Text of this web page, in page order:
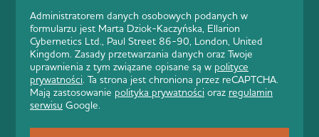
Administratorem danych osobowych podanych w
formularzu jest Marta Dziok-Kaczyńska, Ellarion
Cybernetics Ltd., Paul Street 86-90, London, United
Kingdom. Zasady przetwarzania danych oraz Twoje
uprawnienia z tym związane opisane są w polityce
prywatności. Ta strona jest chroniona przez reCAPTCHA.
Mają zastosowanie polityka prywatności oraz regulamin
serwisu Google.